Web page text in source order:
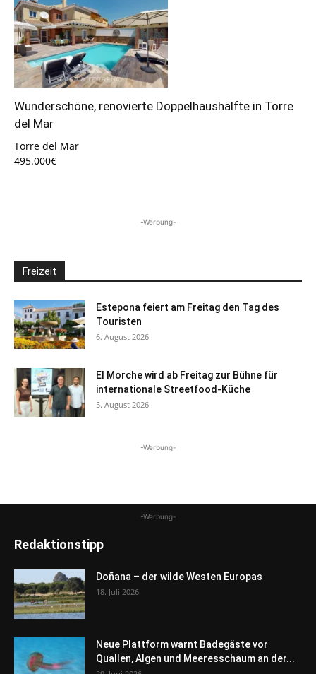
Wunderschöne, renovierte Doppelhaushälfte in Torre
del Mar
Torre del Mar
495.000€
-Werbung-
Freizeit
Estepona feiert am Freitag den Tag des
Touristen
6. August 2026
El Morche wird ab Freitag zur Bühne für
internationale Streetfood-Küche
5. August 2026
-Werbung-
-Werbung-
Redaktionstipp
Doñana – der wilde Westen Europas
18. Juli 2026
Neue Plattform warnt Badegäste vor
Quallen, Algen und Meeresschaum an der...